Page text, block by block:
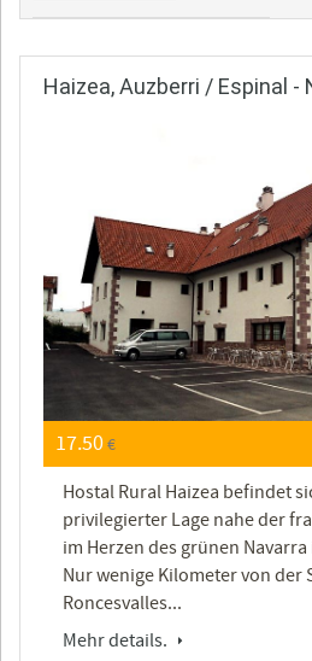
Haizea, Auzberri / Espinal -
17.50€
Hostal Rural Haizea befindet
privilegierter Lage nahe der
im Herzen des grünen
Nur wenige Kilometer von der
Roncesvalles...
Mehr details.